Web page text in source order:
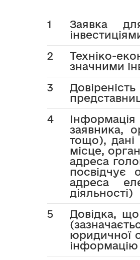
1
Заявка
2
Техніко-
значними
3
4
заявника,
тощо), дані
місце,
адреса
посвідчує
адреса
діяльності)
5
Довідка,
юридичної